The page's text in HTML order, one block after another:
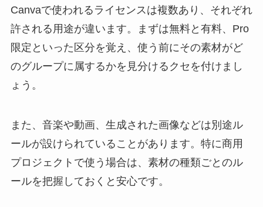
Canvaで使われるライセンスは複数あり、それぞれ
許される用途が違います。まずは無料と有料、Pro
限定といった区分を覚え、使う前にその素材がど
のグループに属するかを見分けるクセを付けまし
ょう。
また、音楽や動画、生成された画像などは別途ル
ールが設けられていることがあります。特に商用
プロジェクトで使う場合は、素材の種類ごとのル
ールを把握しておくと安心です。